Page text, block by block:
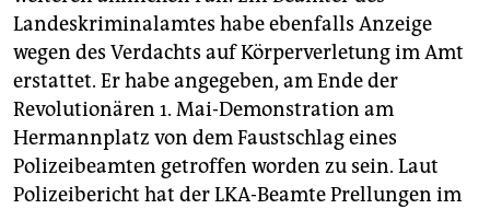
Landeskriminalamtes habe ebenfalls Anzeige
wegen des Verdachts auf Körperverletung im Amt
erstattet. Er habe angegeben, am Ende der
Revolutionären 1. Mai-Demonstration am
Hermannplatz von dem Faustschlag eines
Polizeibeamten getroffen worden zu sein. Laut
Polizeibericht hat der LKA-Beamte Prellungen im